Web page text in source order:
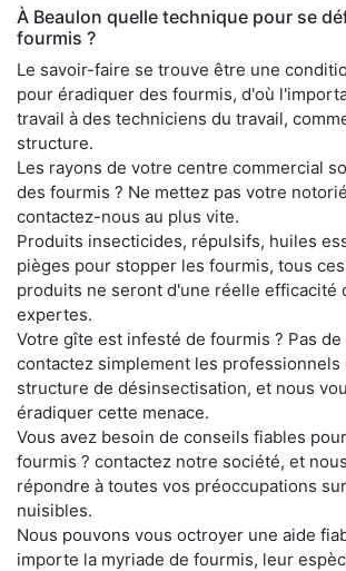
À Beaulon quelle technique pour se
fourmis ?
Le savoir-faire se trouve être une
pour éradiquer des fourmis, d'où
travail à des techniciens du travail,
structure.
Les rayons de votre centre commercial
des fourmis ? Ne mettez pas votre
contactez-nous au plus vite.
Produits insecticides, répulsifs, huiles
pièges pour stopper les fourmis, tous
produits ne seront d'une réelle efficacité
expertes.
Votre gîte est infesté de fourmis ? Pas de
contactez simplement les professionnels
structure de désinsectisation, et nous
éradiquer cette menace.
Vous avez besoin de conseils fiables
fourmis ? contactez notre société, et
répondre à toutes vos préoccupations
nuisibles.
Nous pouvons vous octroyer une aide
importe la myriade de fourmis, leur